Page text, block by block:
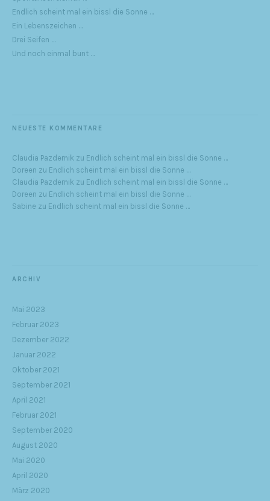
Endlich scheint mal ein bissl die Sonne …
Ein Lebenszeichen …
Drei Seifen …
Und noch einmal bunt …
NEUESTE KOMMENTARE
Claudia Pazdernik zu Endlich scheint mal ein bissl die Sonne …
Doreen zu Endlich scheint mal ein bissl die Sonne …
Claudia Pazdernik zu Endlich scheint mal ein bissl die Sonne …
Doreen zu Endlich scheint mal ein bissl die Sonne …
Sabine zu Endlich scheint mal ein bissl die Sonne …
ARCHIV
Mai 2023
Februar 2023
Dezember 2022
Januar 2022
Oktober 2021
September 2021
April 2021
Februar 2021
September 2020
August 2020
Mai 2020
April 2020
März 2020